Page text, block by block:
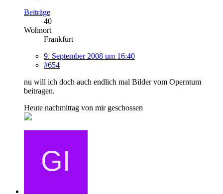
Beiträge
40
Wohnort
Frankfurt
9. September 2008 um 16:40
#654
nu will ich doch auch endlich mal Bilder vom Operntum
beitragen.
Heute nachmittag von mir geschossen